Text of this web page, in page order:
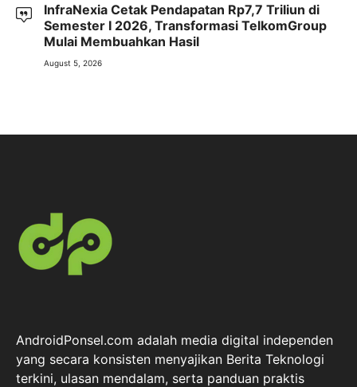
InfraNexia Cetak Pendapatan Rp7,7 Triliun di
Semester I 2026, Transformasi TelkomGroup
Mulai Membuahkan Hasil
August 5, 2026
AndroidPonsel.com adalah media digital independen
yang secara konsisten menyajikan Berita Teknologi
terkini, ulasan mendalam, serta panduan praktis